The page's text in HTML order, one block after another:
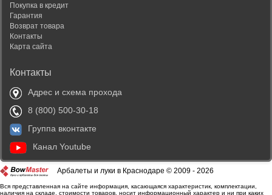
Покупка в кредит
Гарантия
Возврат товара
Контакты
Карта сайта
Контакты
Адрес и схема прохода
8 (800) 500-30-18
Группа вконтакте
Канал Youtube
Арбалеты и луки в Краснодаре © 2009 - 2026
Вся представленная на сайте информация, касающаяся характеристик, комплектации,
наличия на складе, стоимости товаров, носит информационный характер и ни при каких